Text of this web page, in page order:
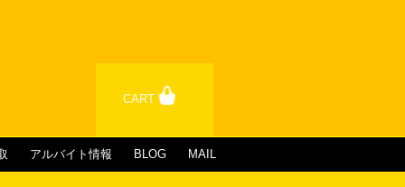
CART
アルバイト情報 BLOG MAIL